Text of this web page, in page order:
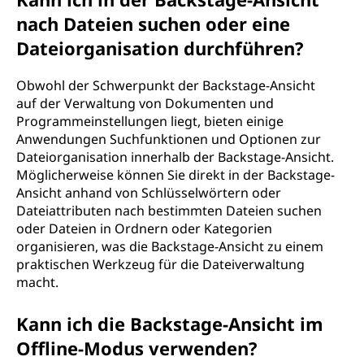
nach Dateien suchen oder eine
Dateiorganisation durchführen?
Obwohl der Schwerpunkt der Backstage-Ansicht
auf der Verwaltung von Dokumenten und
Programmeinstellungen liegt, bieten einige
Anwendungen Suchfunktionen und Optionen zur
Dateiorganisation innerhalb der Backstage-Ansicht.
Möglicherweise können Sie direkt in der Backstage-
Ansicht anhand von Schlüsselwörtern oder
Dateiattributen nach bestimmten Dateien suchen
oder Dateien in Ordnern oder Kategorien
organisieren, was die Backstage-Ansicht zu einem
praktischen Werkzeug für die Dateiverwaltung
macht.
Kann ich die Backstage-Ansicht im
Offline-Modus verwenden?